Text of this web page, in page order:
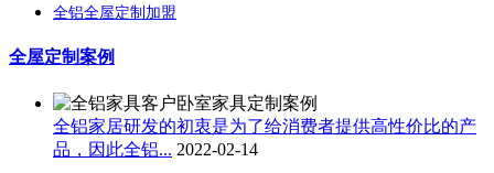
全铝全屋定制加盟
全屋定制案例
全铝家居研发的初衷是为了给消费者提供高性价比的产
品，因此全铝... 2022-02-14